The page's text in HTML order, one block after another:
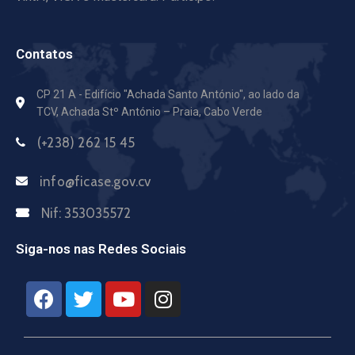
Contatos
CP 21 A - Edifício "Achada Santo António", ao lado da
TCV, Achada Stº António – Praia, Cabo Verde
(+238) 262 15 45
info@ficase.gov.cv
Nif: 353035572
Siga-nos nas Redes Sociais